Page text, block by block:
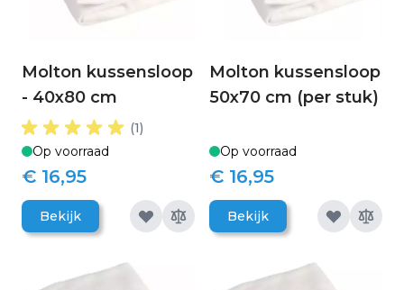
Molton kussensloop
- 40x80 cm
(1)
Op voorraad
€ 16,95
Bekijk
Molton kussensloop
50x70 cm (per stuk)
Op voorraad
€ 16,95
Bekijk